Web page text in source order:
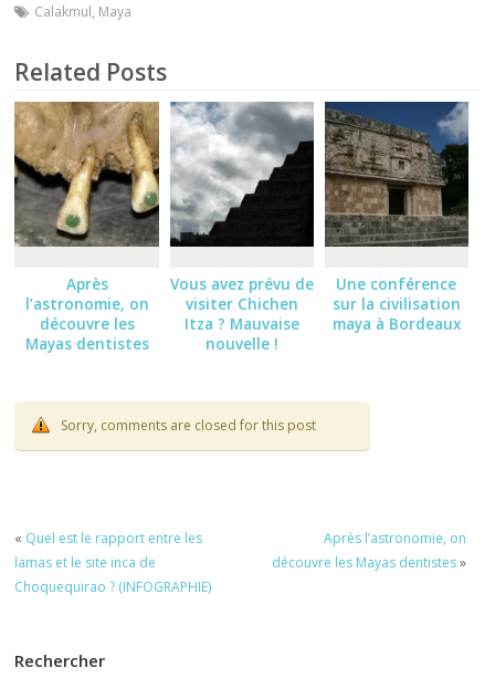
Calakmul, Maya
Related Posts
Après
l’astronomie, on
découvre les
Mayas dentistes
Vous avez prévu de
visiter Chichen
Itza ? Mauvaise
nouvelle !
Une conférence
sur la civilisation
maya à Bordeaux
Sorry, comments are closed for this post
« Quel est le rapport entre les
lamas et le site inca de
Choquequirao ? (INFOGRAPHIE)
Après l’astronomie, on
découvre les Mayas dentistes»
Rechercher